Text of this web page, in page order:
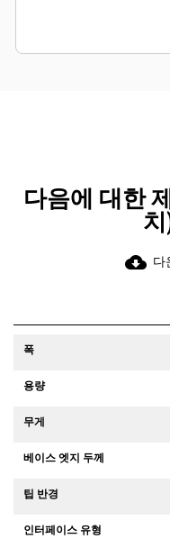
다음에 대한
cloud_download 다
폭
용량
무게
베이스 엣지 두께
팁 반경
인터페이스 유형